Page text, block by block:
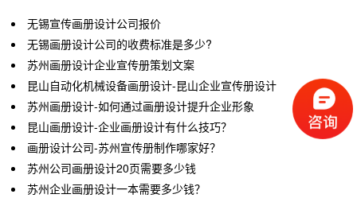
无锡宣传画册设计公司报价
无锡画册设计公司的收费标准是多少?
苏州画册设计企业宣传册策划文案
昆山自动化机械设备画册设计-昆山企业宣传册设计
苏州画册设计-如何通过画册设计提升企业形象
昆山画册设计-企业画册设计有什么技巧？
画册设计公司-苏州宣传册制作哪家好？
苏州公司画册设计20页需要多少钱
苏州企业画册设计一本需要多少钱？